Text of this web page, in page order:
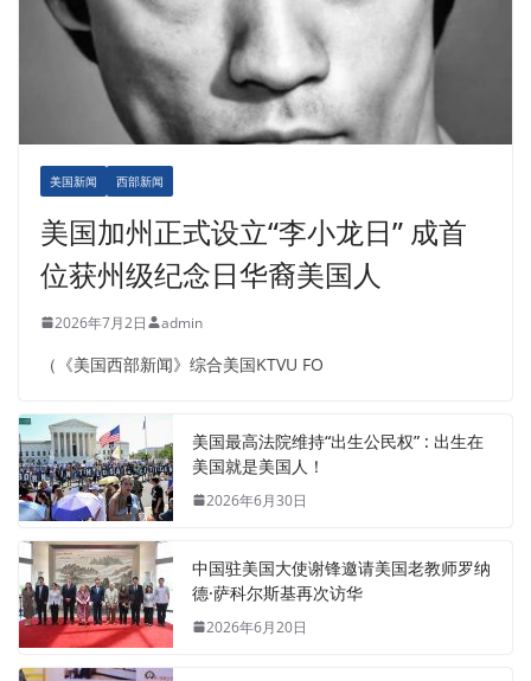
美国新闻 西部新闻
美国加州正式设立“李小龙日” 成首
位获州级纪念日华裔美国人
2026年7月2日 admin
（《美国西部新闻》综合美国KTVU FO
美国最高法院维持“出生公民权” : 出生在
美国就是美国人！
2026年6月30日
中国驻美国大使谢锋邀请美国老教师罗纳
德·萨科尔斯基再次访华
2026年6月20日